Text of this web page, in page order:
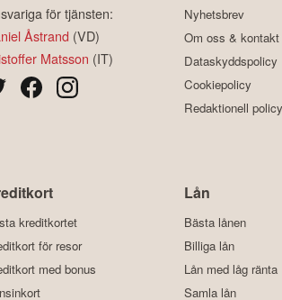
för tjänsten:
Åstrand (VD)
Matsson (IT)
Nyhetsbrev
Om oss & kontakt
Dataskyddspolicy
Cookiepolicy
Redaktionell policy
kreditkortet
för resor
med bonus
Lån
Bästa lånen
Billiga lån
Lån med låg ränta
Samla lån